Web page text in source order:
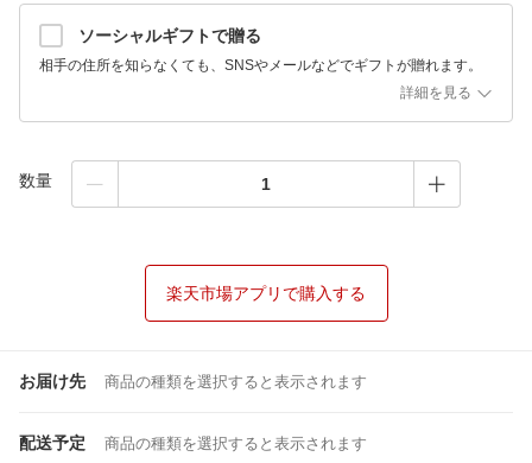
ソーシャルギフトで贈る
相手の住所を知らなくても、SNSやメールなどでギフトが贈れます。
詳細を見る
数量
楽天市場アプリで購入する
お届け先 商品の種類を選択すると表示されます
配送予定 商品の種類を選択すると表示されます